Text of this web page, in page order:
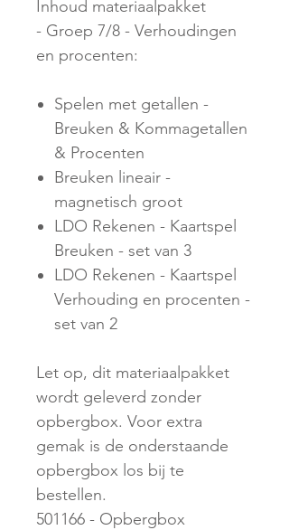
Inhoud materiaalpakket
- Groep 7/8 - Verhoudingen
en procenten:
Spelen met getallen -
Breuken & Kommagetallen
& Procenten
Breuken lineair -
magnetisch groot
LDO Rekenen - Kaartspel
Breuken - set van 3
LDO Rekenen - Kaartspel
Verhouding en procenten -
set van 2
Let op, dit materiaalpakket
wordt geleverd zonder
opbergbox. Voor extra
gemak is de onderstaande
opbergbox los bij te
bestellen.
501166 - Opbergbox